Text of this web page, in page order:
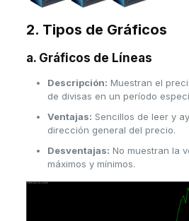
2. Tipos de Gráficos
a. Gráficos de Líneas
Descripción: Muestran el
de divisas en un período
Ventajas: Sencillos de leer y
dirección general del precio.
Desventajas: No muestran la
máximos y mínimos.